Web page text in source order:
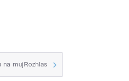
mujRozhlas